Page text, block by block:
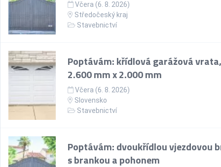
Včera (6. 8. 2026)
Středočeský kraj
Stavebnictví
Poptávám: křídlová garážová vrata,
2.600 mm x 2.000 mm
Včera (6. 8. 2026)
Slovensko
Stavebnictví
Poptávám: dvoukřídlou vjezdovou
s brankou a pohonem